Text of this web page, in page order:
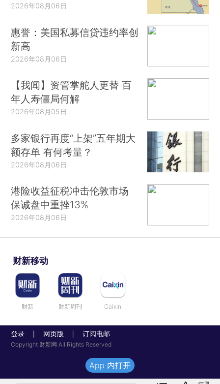
2026年08月06日
惠誉：美国私募信贷违约率创
新高
2026年08月06日
【我闻】资管掌舵人更替 百
年人寿僵局何解
2026年08月05日
多家银行再度“上架”五年期大
额存单 有何考量？
2026年08月06日
港险收益征税冲击伦敦市场
保诚盘中重挫13%
2026年08月06日
财新移动
财新 财新周刊 Caixin
登录 网页版 订阅电邮
Copyright 财新网 All Rights Reserved
App 内打开